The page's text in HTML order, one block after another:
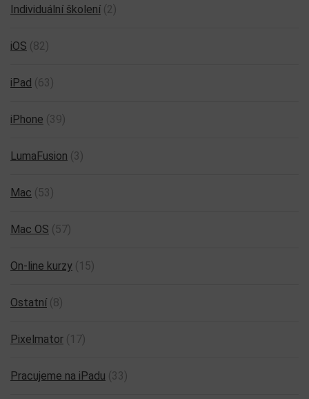
Individuální školení (2)
iOS (82)
iPad (63)
iPhone (39)
LumaFusion (3)
Mac (53)
Mac OS (57)
On-line kurzy (15)
Ostatní (8)
Pixelmator (17)
Pracujeme na iPadu (33)